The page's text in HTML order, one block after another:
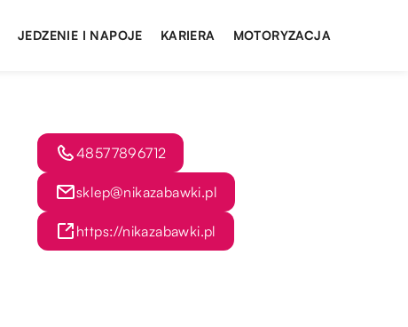
JEDZENIE I NAPOJE KARIERA MOTORYZACJA
48577896712
sklep@nikazabawki.pl
https://nikazabawki.pl